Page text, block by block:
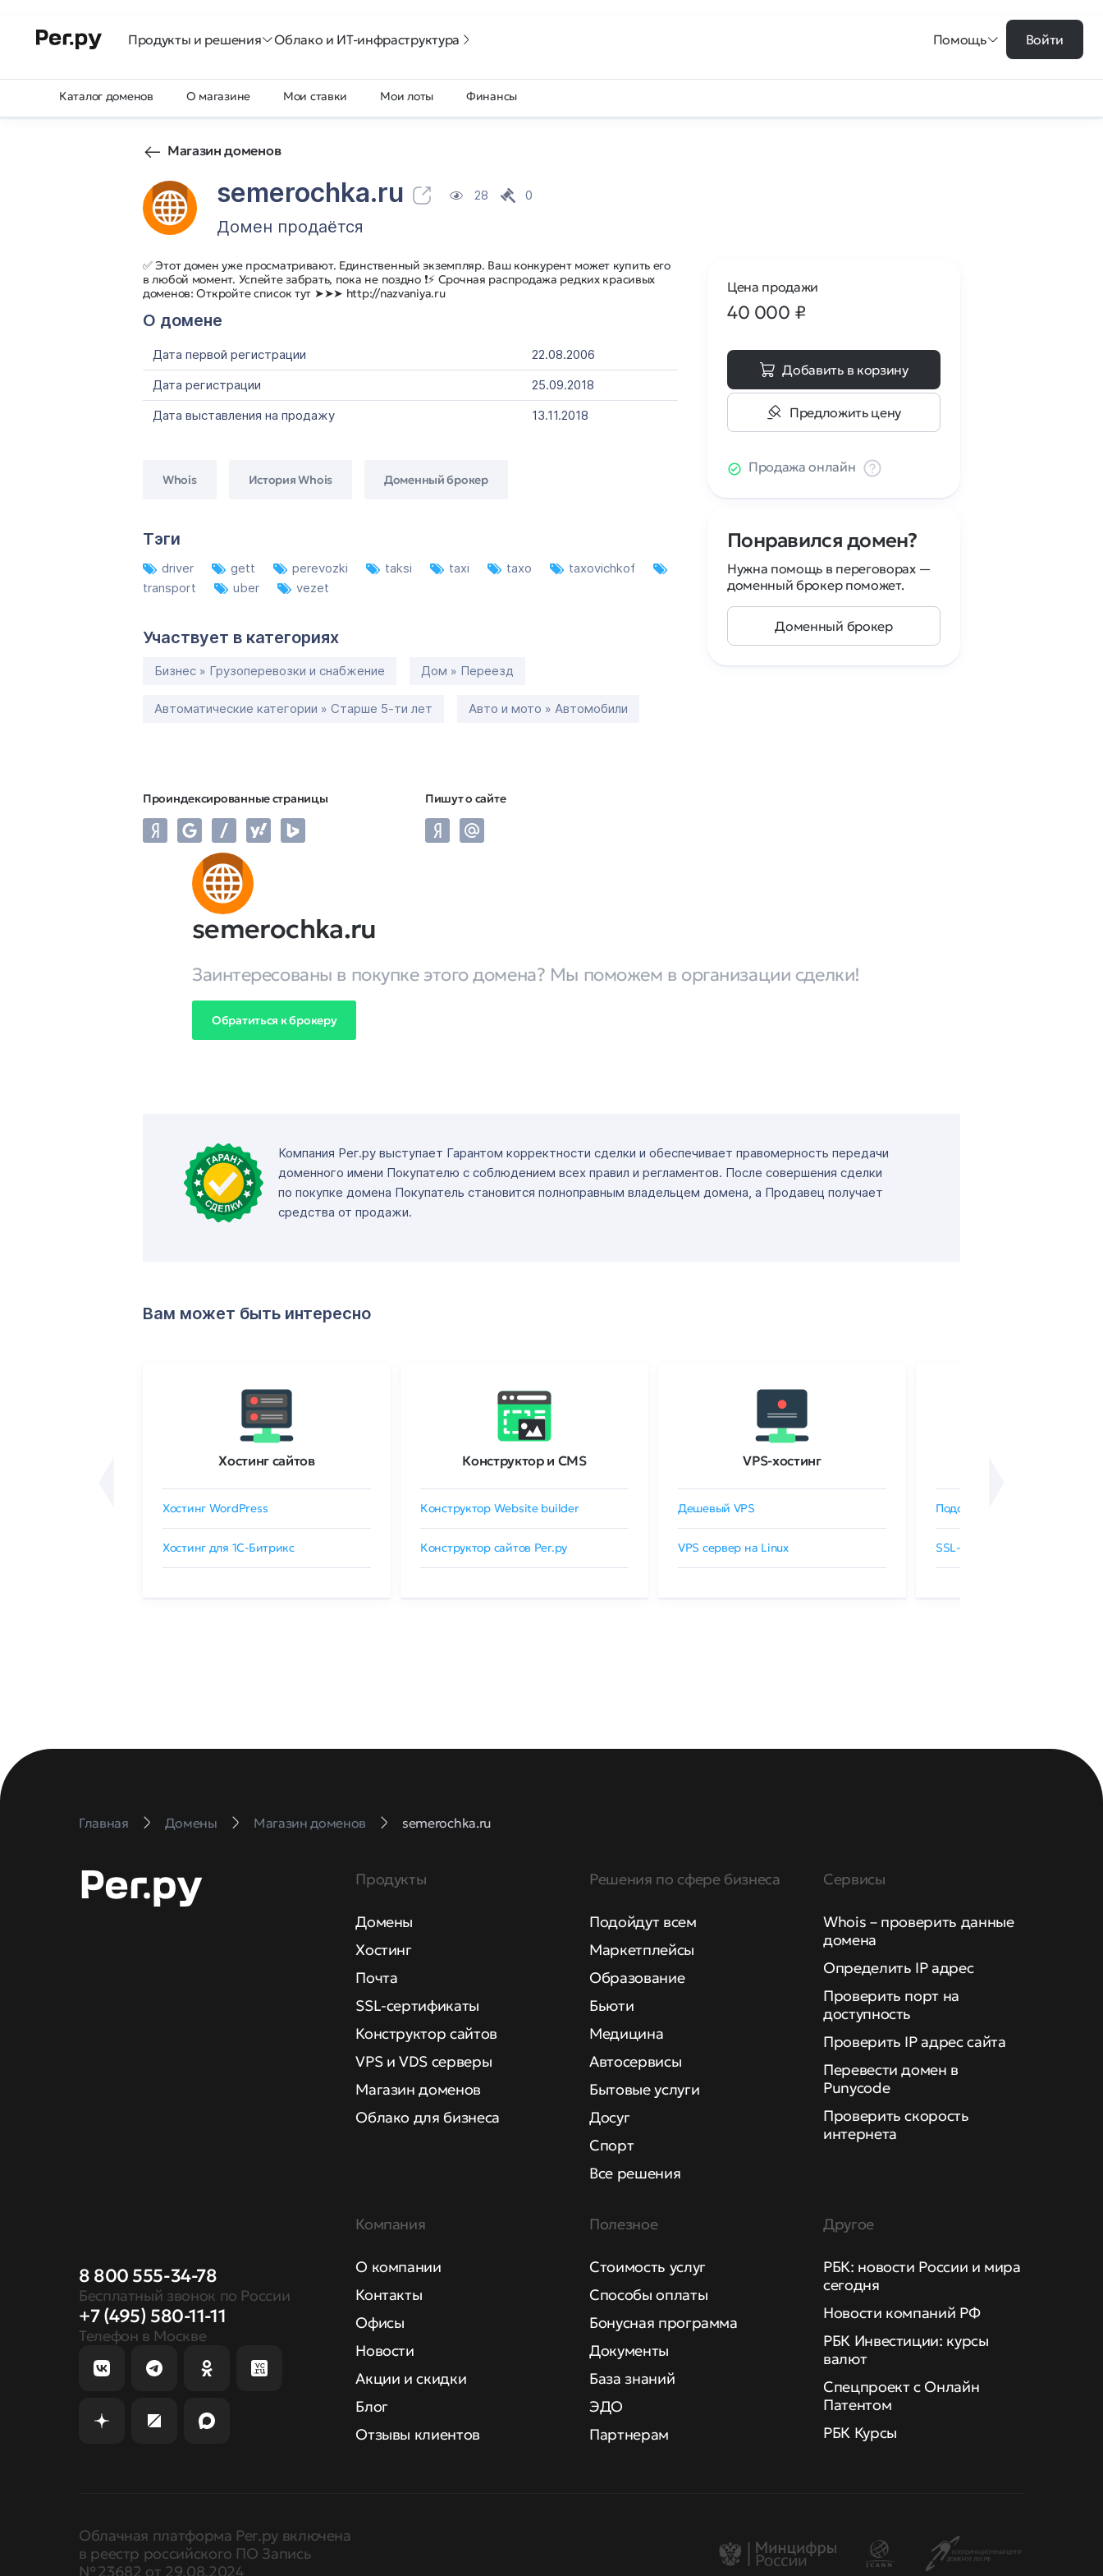
Продукты и решения Облако и ИТ-инфраструктура Помощь Войти
Каталог доменов О магазине Мои ставки Мои лоты Финансы
Магазин доменов
semerochka.ru 28 0
Домен продаётся
✅ Этот домен уже просматривают. Единственный экземпляр. Ваш конкурент может купить его
в любой момент. Успейте забрать, пока не поздно ❗⚡ Срочная распродажа редких красивых
доменов: Откройте список тут ➤➤➤ http://nazvaniya.ru
О домене
Дата первой регистрации
22.08.2006
Дата регистрации
25.09.2018
Дата выставления на продажу
13.11.2018
Whois История Whois Доменный брокер
Тэги
driver gett perevozki taksi taxi taxo
taxovichkof
transport
uber vezet
Участвует в категориях
Бизнес » Грузоперевозки и снабжение Дом » Переезд
Автоматические категории » Старше 5-ти лет Авто и мото » Автомобили
Проиндексированные страницы Пишут о сайте
Цена продажи
40 000 ₽
Добавить в корзину
Предложить цену
Продажа онлайн
Понравился домен?
Нужна помощь в переговорах —
доменный брокер поможет.
Доменный брокер
semerochka.ru
Заинтересованы в покупке этого домена? Мы поможем в организации сделки!
Обратиться к брокеру
Компания Рег.ру выступает Гарантом корректности сделки и обеспечивает правомерность передачи
доменного имени Покупателю с соблюдением всех правил и регламентов. После совершения сделки
по покупке домена Покупатель становится полноправным владельцем домена, а Продавец получает
средства от продажи.
Вам может быть интересно
Хостинг сайтов
Хостинг WordPress
Хостинг для 1C-Битрикс
Конструктор и CMS
Конструктор Website builder
Конструктор сайтов Рег.ру
VPS-хостинг
Дешевый VPS
VPS сервер на Linux
Подобрать SSL-сертификат
SSL-сертификаты GlobalSign
Главная Домены Магазин доменов semerochka.ru
8 800 555-34-78
Бесплатный звонок по России
+7 (495) 580-11-11
Телефон в Москве
Продукты
Домены
Хостинг
Почта
SSL-сертификаты
Конструктор сайтов
VPS и VDS серверы
Магазин доменов
Облако для бизнеса
Решения по сфере бизнеса
Подойдут всем
Маркетплейсы
Образование
Бьюти
Медицина
Автосервисы
Бытовые услуги
Досуг
Спорт
Все решения
Сервисы
Whois – проверить данные
домена
Определить IP адрес
Проверить порт на
доступность
Проверить IP адрес сайта
Перевести домен в
Punycode
Проверить скорость
интернета
Компания
О компании
Контакты
Офисы
Новости
Акции и скидки
Блог
Отзывы клиентов
Полезное
Стоимость услуг
Способы оплаты
Бонусная программа
Документы
База знаний
ЭДО
Партнерам
Другое
РБК: новости России и мира
сегодня
Новости компаний РФ
РБК Инвестиции: курсы
валют
Спецпроект с Онлайн
Патентом
РБК Курсы
Облачная платформа Рег.ру включена
в реестр российского ПО Запись
№ 23682 от 29.08.2024